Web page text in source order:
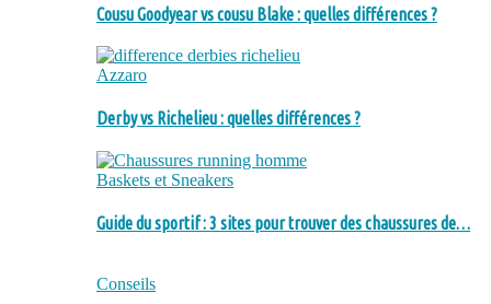
Cousu Goodyear vs cousu Blake : quelles différences ?
Azzaro
Derby vs Richelieu : quelles différences ?
Baskets et Sneakers
Guide du sportif : 3 sites pour trouver des chaussures de…
Conseils